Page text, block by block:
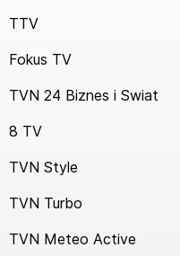
TTV
Fokus TV
TVN 24 Biznes i Swiat
8 TV
TVN Style
TVN Turbo
TVN Meteo Active